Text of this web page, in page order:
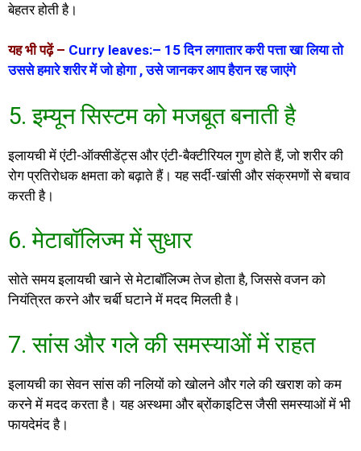
बेहतर होती है।
यह भी पढ़ें – Curry leaves:– 15 दिन लगातार करी पत्ता खा लिया तो
उससे हमारे शरीर में जो होगा , उसे जानकर आप हैरान रह जाएंगे
5. इम्यून सिस्टम को मजबूत बनाती है
इलायची में एंटी-ऑक्सीडेंट्स और एंटी-बैक्टीरियल गुण होते हैं, जो शरीर की
रोग प्रतिरोधक क्षमता को बढ़ाते हैं। यह सर्दी-खांसी और संक्रमणों से बचाव
करती है।
6. मेटाबॉलिज्म में सुधार
सोते समय इलायची खाने से मेटाबॉलिज्म तेज होता है, जिससे वजन को
नियंत्रित करने और चर्बी घटाने में मदद मिलती है।
7. सांस और गले की समस्याओं में राहत
इलायची का सेवन सांस की नलियों को खोलने और गले की खराश को कम
करने में मदद करता है। यह अस्थमा और ब्रोंकाइटिस जैसी समस्याओं में भी
फायदेमंद है।